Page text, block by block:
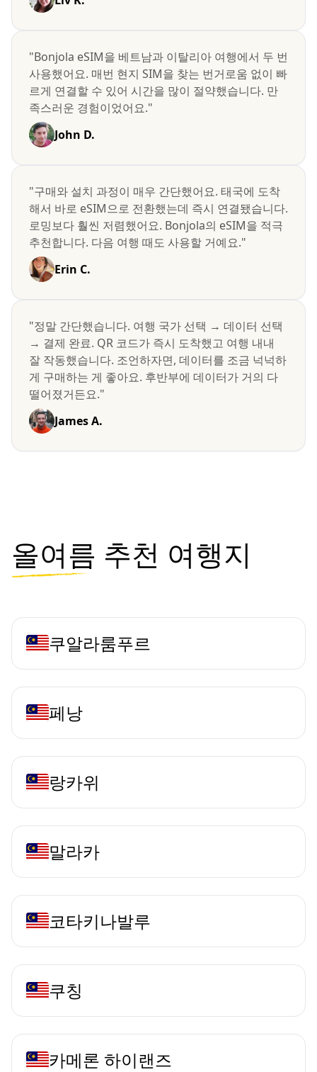
"Bonjola eSIM을 베트남과 이탈리아 여행에서 두 번
사용했어요. 매번 현지 SIM을 찾는 번거로움 없이 빠
르게 연결할 수 있어 시간을 많이 절약했습니다. 만
족스러운 경험이었어요."
John D.
"구매와 설치 과정이 매우 간단했어요. 태국에 도착
해서 바로 eSIM으로 전환했는데 즉시 연결됐습니다.
로밍보다 훨씬 저렴했어요. Bonjola의 eSIM을 적극
추천합니다. 다음 여행 때도 사용할 거예요."
Erin C.
"정말 간단했습니다. 여행 국가 선택 → 데이터 선택
→ 결제 완료. QR 코드가 즉시 도착했고 여행 내내
잘 작동했습니다. 조언하자면, 데이터를 조금 넉넉하
게 구매하는 게 좋아요. 후반부에 데이터가 거의 다
떨어졌거든요."
James A.
올여름 추천 여행지
쿠알라룸푸르
페낭
랑카위
말라카
코타키나발루
쿠칭
카메론 하이랜즈